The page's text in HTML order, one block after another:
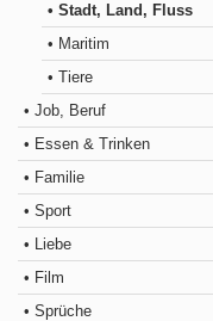
• Stadt, Land, Fluss
• Maritim
• Tiere
• Job, Beruf
• Essen & Trinken
• Familie
• Sport
• Liebe
• Film
• Sprüche